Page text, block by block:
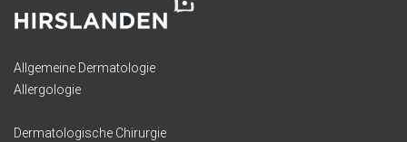
Allgemeine Dermatologie
Allergologie
Dermatologische Chirurgie